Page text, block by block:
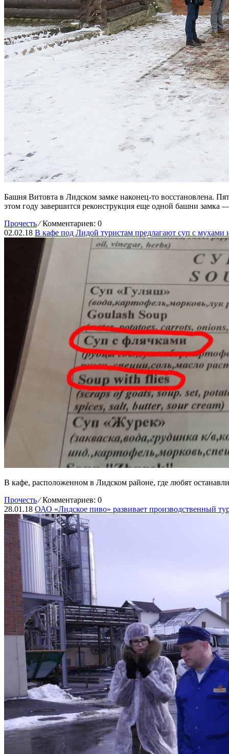
Башня Витовта в Лидском замке наконец-то восстановлена.
этом году завершится реконструкция еще одной башни замка
Прочесть ⁄Комментариев: 0
02.02.18 В кафе под Лидой туристам предлагают суп с
В кафе, расположенном в Лидском районе, где любят
Прочесть ⁄Комментариев: 0
28.01.18 ОАО «Лидское пиво» развивает производственный